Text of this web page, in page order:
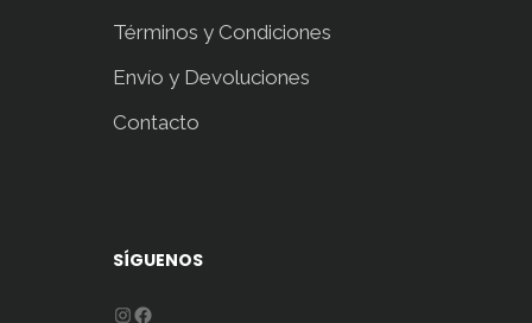
Términos y Condiciones
Envío y Devoluciones
Contacto
SÍGUENOS
Instagram
Facebook